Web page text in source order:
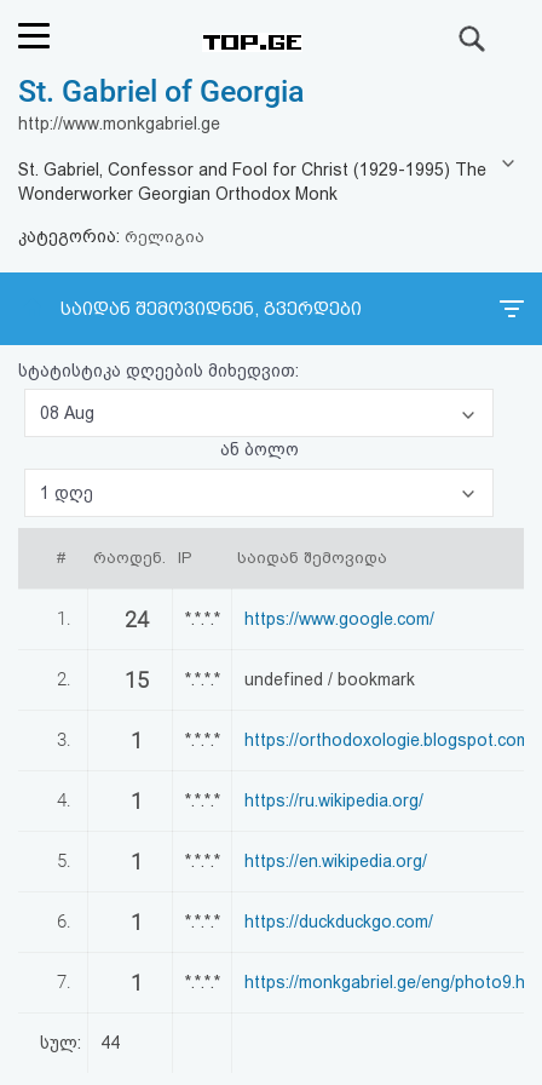
რეიტინგი
კითხვა-
პასუხი
ავტორიზაცია
პაროლის
აღდგენა
HTML
კოდი
სალიცენზიო
პასუხისმგებლობის
უარყოფა
St. Gabriel of Georgia
http://www.monkgabriel.ge
St. Gabriel, Confessor and Fool for Christ (1929-1995) The
Wonderworker Georgian Orthodox Monk
კატეგორია: რელიგია
საიდან შემოვიდნენ, გვერდები
სტატისტიკა დღეების მიხედვით:
08 Aug
ან ბოლო
1 დღე
# რაოდენ. IP საიდან შემოვიდა
1. 24 *.*.*.* https://www.google.com/
2. 15 *.*.*.* undefined / bookmark
3. 1 *.*.*.* https://orthodoxologie.blogspot.com/
4. 1 *.*.*.* https://ru.wikipedia.org/
5. 1 *.*.*.* https://en.wikipedia.org/
6. 1 *.*.*.* https://duckduckgo.com/
7. 1 *.*.*.* https://monkgabriel.ge/eng/
სულ: 44